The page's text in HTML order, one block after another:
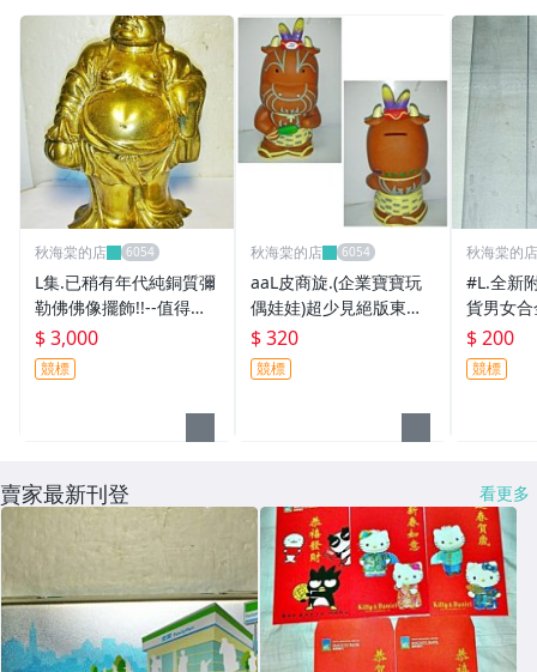
秋海棠的店
L集.已稍有年代純銅質彌
勒佛佛像擺飾!!--值得收
藏!/6廳長箱底/-P
$ 3,000
競標
秋海棠的店
aaL皮商旋.(企業寶寶玩
偶娃娃)超少見絕版東南
旅行社40週年非洲紀念
寶寶/存錢筒/撲滿!/6房壁
箱/-P
$ 320
競標
秋海棠的店
#L.全新
貨男女
收藏!/6
$ 200
競標
賣家最新刊登 看更多